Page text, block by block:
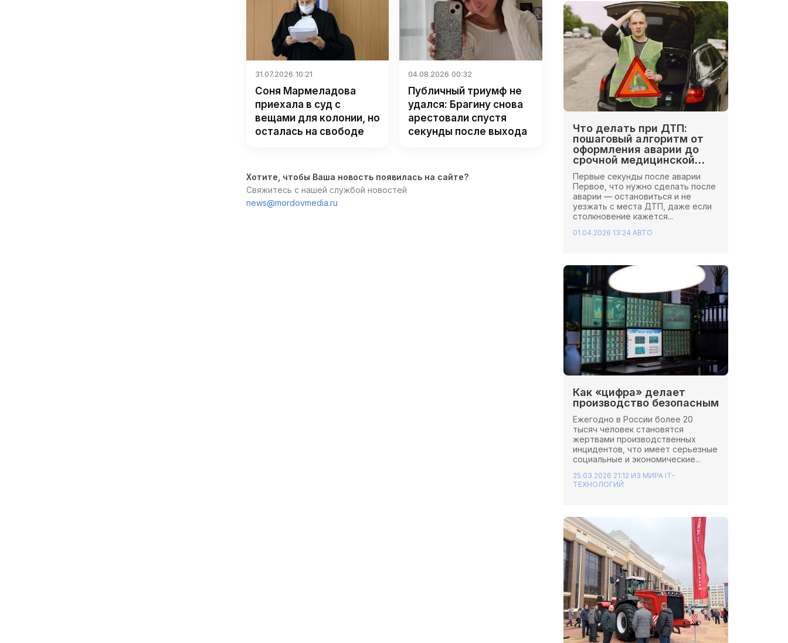
31.07.2026 10:21
Соня Мармеладова
приехала в суд с
вещами для колонии, но
осталась на свободе
04.08.2026 00:32
Публичный триумф не
удался: Брагину снова
арестовали спустя
секунды после выхода
Хотите, чтобы Ваша новость появилась на сайте?
Свяжитесь с нашей службой новостей
news@mordovmedia.ru
Что делать при ДТП:
пошаговый алгоритм от
оформления аварии до
срочной медицинской
помощи
Первые секунды после аварии
Первое, что нужно сделать после
аварии — остановиться и не
уезжать с места ДТП, даже если
столкновение кажется...
01.04.2026 13:24 АВТО
Как «цифра» делает
производство безопасным
Ежегодно в России более 20
тысяч человек становятся
жертвами производственных
инцидентов, что имеет серьезные
социальные и экономические...
25.03.2026 21:12 ИЗ МИРА IT-
ТЕХНОЛОГИЙ